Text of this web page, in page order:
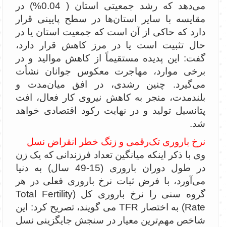
می‌دهد که رشد جمعیتی استان ( 0.04%) در
مقایسه با سایر استان‌ها در سطح پایینی قرار
دارد که حاکی از آن است که جمعیت استان یا در
حال تثبیت است یا در مرز کاهش قرار دارد،
گفت: این پدیده مستقیماً از کاهش موالید و در
برخی موارد، مهاجرت معکوس جوانان نشأت
می‌گیرد. چنین رشدی، در افق میان‌مدت و
بلندمدت، منجر به کاهش نیروی کار فعال، افت
پتانسیل تولید و در نهایت رکود اقتصادی خواهد
شد.
نرخ باروری تک‌رقمی و زنگ خطر انقراض نسل
وی با ذکر اینکه میانگین تعداد فرزندانی که یک زن
در طول دوران باروری (15-49 سال) به دنیا
می‌آورد، با فرض ثبات نرخ باروری فعلی در هر
گروه سنی را نرخ باروری کل (Total Fertility
Rate) به اختصار TFR می گویند، تصریح کرد: این
شاخص مهم‌ترین معیار در سنجش جایگزینی نسل